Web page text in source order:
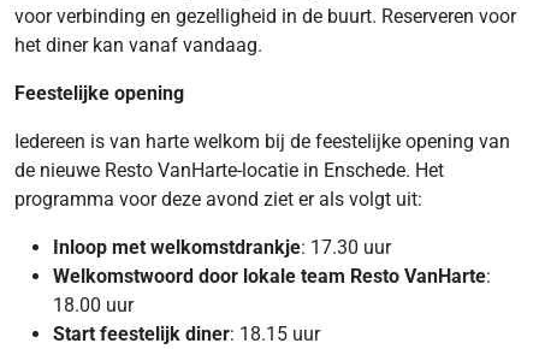
voor verbinding en gezelligheid in de buurt. Reserveren voor
het diner kan vanaf vandaag.
Feestelijke opening
Iedereen is van harte welkom bij de feestelijke opening van
de nieuwe Resto VanHarte-locatie in Enschede. Het
programma voor deze avond ziet er als volgt uit:
Inloop met welkomstdrankje: 17.30 uur
Welkomstwoord door lokale team Resto VanHarte:
18.00 uur
Start feestelijk diner: 18.15 uur